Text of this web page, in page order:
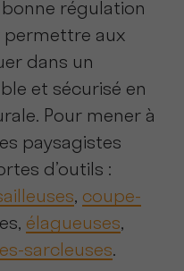
bonne régulation
permettre aux
dans un
et sécurisé en
Pour mener à
paysagistes
d’outils :
, coupe-
élagueuses,
sarcleuses.